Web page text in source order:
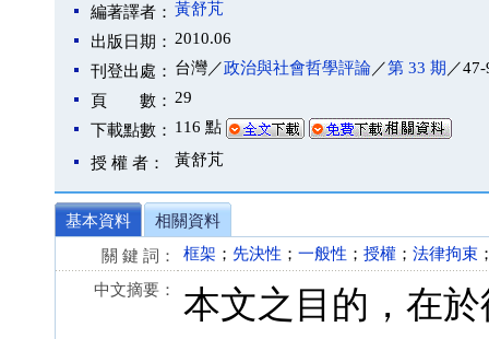
編著譯者： 黃舒芃
出版日期： 2010.06
刊登出處： 台灣／政治與社會哲學評論／第 33 期 ／
頁 數： 29
下載點數： 116 點
授 權 者： 黃舒芃
基本資料
相關資料
關 鍵 詞：
框架 ； 先決性 ； 一般性 ； 授權 ； 法律拘束
中文摘要：
本文之目的，在於